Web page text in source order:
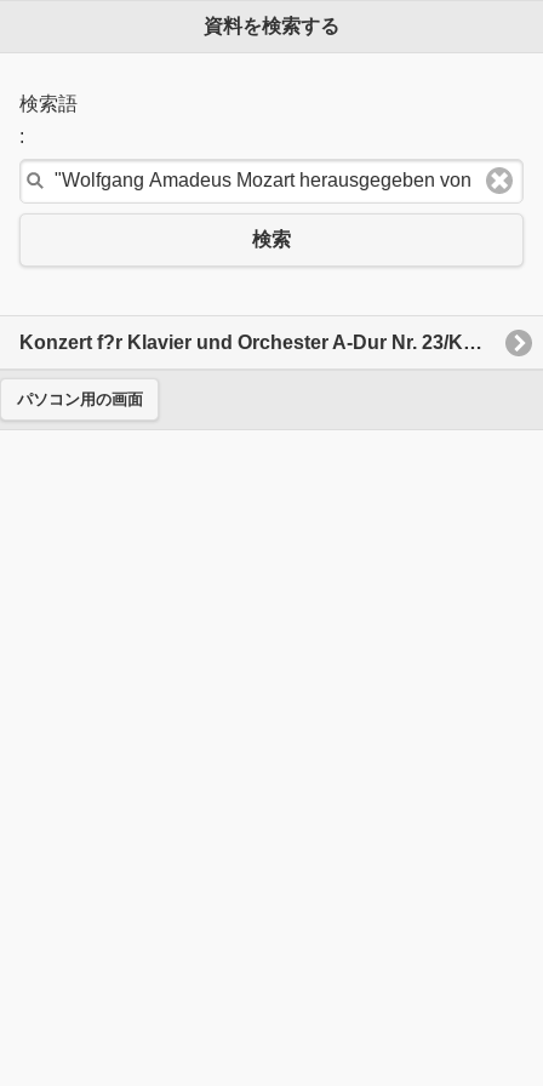
資料を検索する
検索語
:
検索
Konzert f?r Klavier und Orchester A-Dur Nr. 23/KV 488
パソコン用の画面